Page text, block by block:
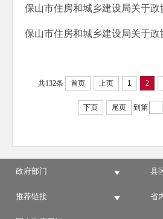
共132条 首页 上页 1 2
下页 尾页 到第
政府部门 县
推荐链接 省